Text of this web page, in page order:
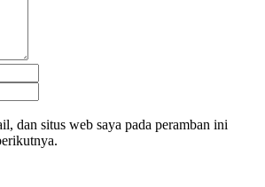
dan situs web saya pada peramban ini